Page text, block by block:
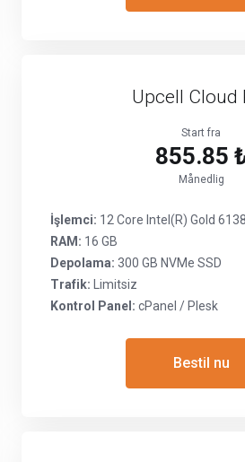
Upcell Cloud
Start fra
855.85
Månedlig
İşlemci: 12 Core Intel(R) Gold 6138
RAM: 16 GB
Depolama: 300 GB NVMe SSD
Trafik: Limitsiz
Kontrol Panel: cPanel / Plesk
Bestil nu